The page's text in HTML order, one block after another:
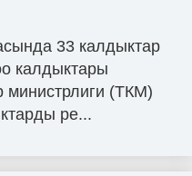
33 калдыктар
калдыктары
министрлиги (ТКМ)
ре...